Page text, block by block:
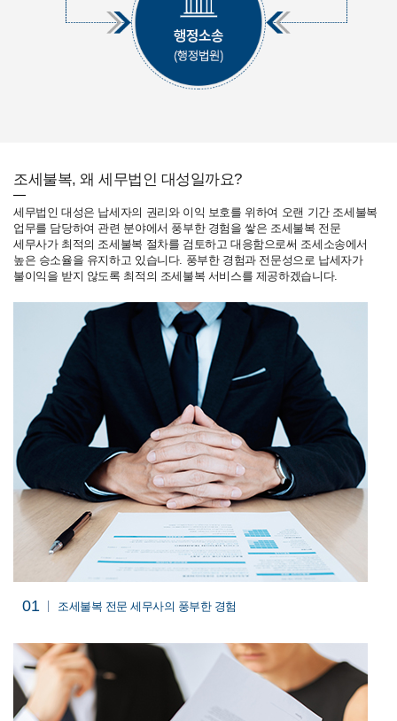
조세불복, 왜 세무법인 대성일까요?
세무법인 대성은 납세자의 권리와 이익 보호를 위하여 오랜 기간 조세불복
업무를 담당하여 관련 분야에서 풍부한 경험을 쌓은 조세불복 전문
세무사가 최적의 조세불복 절차를 검토하고 대응함으로써 조세소송에서
높은 승소율을 유지하고 있습니다. 풍부한 경험과 전문성으로 납세자가
불이익을 받지 않도록 최적의 조세불복 서비스를 제공하겠습니다.
01 조세불복 전문세무사의 풍부한 경험